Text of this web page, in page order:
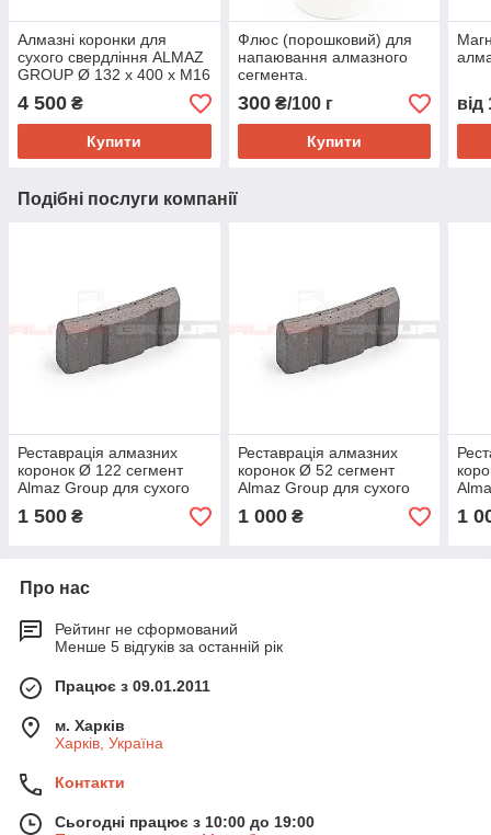
Алмазні коронки для
сухого свердління ALMAZ
GROUP Ø 132 х 400 х М16
сегмент XS.
4 500 ₴
Купити
Флюс (порошковий) для
напаювання алмазного
сегмента.
300₴/100 г
Купити
від
Подібні послуги компанії
Реставрація алмазних
коронок Ø 122 сегмент
Almaz Group для сухого
1 500 ₴
Реставрація алмазних
коронок Ø 52 сегмент
Almaz Group для сухого
1 000₴ 1
Про нас
Рейтинг не сформований
Менше 5 відгуків за останній рік
Працює з 09.01.2011
м. Харків
Харків, Україна
Контакти
Сьогодні працює з 10:00 до 19:00